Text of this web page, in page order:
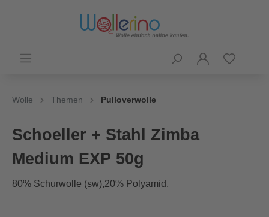
Wolle Themen Pulloverwolle
Schoeller + Stahl Zimba
Medium EXP 50g
80% Schurwolle (sw),20% Polyamid,